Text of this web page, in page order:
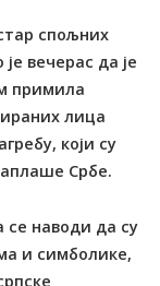
спољних
вечерас да је
примила
лица
који су
Србе.
наводи да су
и симболике,